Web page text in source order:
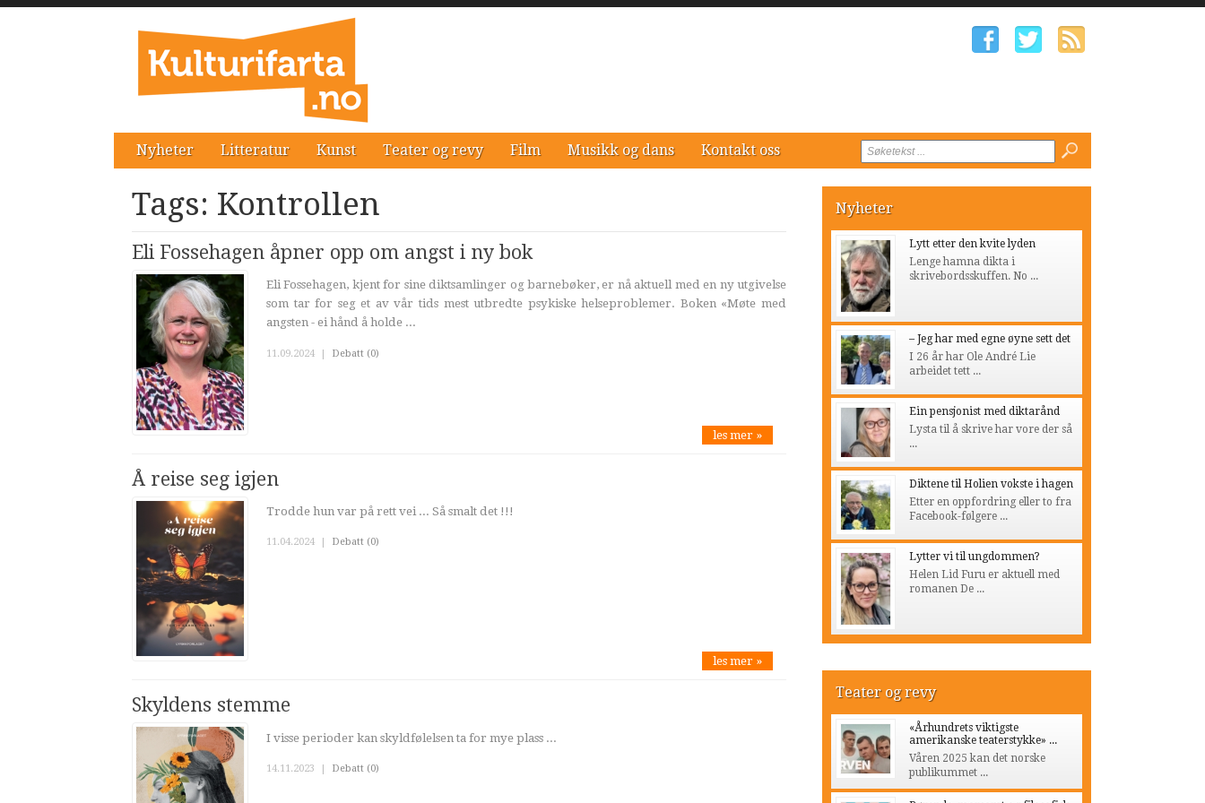
Nyheter Litteratur Kunst Teater og revy Film Musikk og dans Kontakt oss
Tags: Kontrollen
Eli Fossehagen åpner opp om angst i ny bok
Eli Fossehagen, kjent for sine diktsamlinger og barnebøker, er nå aktuell med en ny utgivelse
som tar for seg et av vår tids mest utbredte psykiske helseproblemer. Boken «Møte med
angsten - ei hånd å holde ...
11.09.2024 | Debatt (0)
les mer »
Å reise seg igjen
Trodde hun var på rett vei ... Så smalt det !!!
11.04.2024 Debatt (0)
les mer »
Skyldens stemme
I visse perioder kan skyldfølelsen ta for mye plass ...
14.11.2023 | Debatt (0)
Nyheter
Lytt etter den kvite lyden
Lenge hamna dikta i
skrivebordsskuffen. No ...
– Jeg har med egne øyne sett det
I 26 år har Ole André Lie
arbeidet tett ...
Ein pensjonist med diktarånd
Lysta til å skrive har vore der så
...
Diktene til Holien vokste i hagen
Etter en oppfordring eller to fra
Facebook-følgere ...
Lytter vi til ungdommen?
Helen Lid Furu er aktuell med
romanen De ...
Teater og revy
«Århundrets viktigste
amerikanske teaterstykke» ...
Våren 2025 kan det norske
publikummet ...